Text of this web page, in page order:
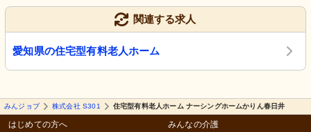
関連する求人
愛知県の住宅型有料老人ホーム
みんジョブ 株式会社 S301 住宅型有料老人ホーム ナーシングホームかりん春日井
はじめての方へ みんなの介護